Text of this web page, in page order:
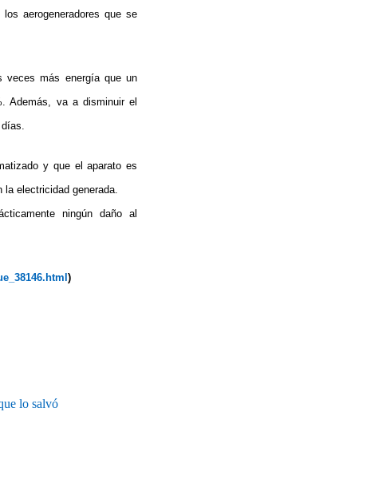
aerogeneradores que se
veces más energía que un
Además, va a disminuir el
y que el aparato es
electricidad generada.
ningún daño al
)
lo salvó